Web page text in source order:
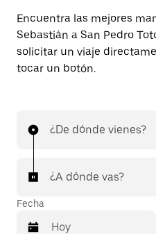
Encuentra las mejores
Sebastián a San Pedro
solicitar un viaje
tocar un botón.
¿De dónde vienes?
¿A dónde vas?
Fecha